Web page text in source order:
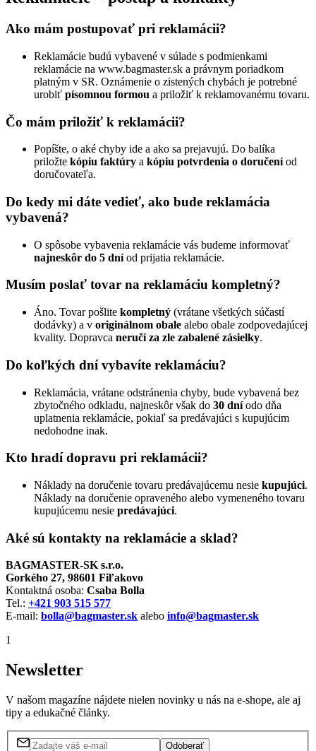
Ako mám postupovať pri reklamácii?
Reklamácie budú vybavené v súlade s podmienkami
reklamácie na www.bagmaster.sk a právnym poriadkom
platným v SR. Oznámenie o zistených chybách je potrebné
urobiť písomnou formou a priložiť k reklamovanému tovaru.
Čo mám priložiť k reklamácii?
Popíšte, o aké chyby ide a ako sa prejavujú. Do balíka
priložte kópiu faktúry a kópiu potvrdenia o doručeníod
doručovateľa.
Do kedy mi dáte vedieť, ako bude reklamácia
vybavená?
O spôsobe vybavenia reklamácie vás budeme informovať
najneskôr do 5 dníod prijatia reklamácie.
Musím poslať tovar na reklamáciu kompletný?
Áno. Tovar pošlite kompletný (vrátane všetkých súčastí
dodávky) a v originálnom obale alebo obale zodpovedajúcej
kvality. Dopravca neručí za zle zabalené zásielky.
Do koľkých dní vybavíte reklamáciu?
Reklamácia, vrátane odstránenia chyby, bude vybavená bez
zbytočného odkladu, najneskôr však do 30 dníodo dňa
uplatnenia reklamácie, pokiaľ sa predávajúci s kupujúcim
nedohodne inak.
Kto hradí dopravu pri reklamácii?
Náklady na doručenie tovaru predávajúcemu nesie kupujúci.
Náklady na doručenie opraveného alebo vymeneného tovaru
kupujúcemu nesie predávajúci.
Aké sú kontakty na reklamácie a sklad?
BAGMASTER-SK s.r.o.
Gorkého 27, 98601 Fiľakovo
Kontaktná osoba: Csaba Bolla
Tel.: +421 903 515 577
E-mail: bolla@bagmaster.sk alebo info@bagmaster.sk
1
Newsletter
V našom magazíne nájdete nielen novinky u nás na e-shope, ale aj
tipy a edukačné články.
Odoberať